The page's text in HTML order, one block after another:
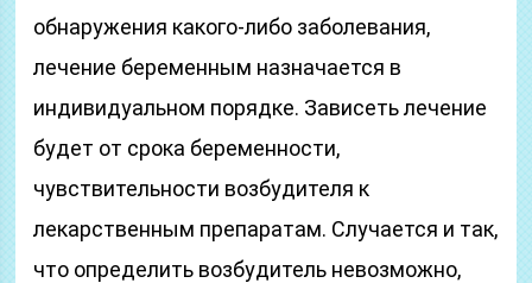
обнаружения какого-либо заболевания,
лечение беременным назначается в
индивидуальном порядке. Зависеть лечение
будет от срока беременности,
чувствительности возбудителя к
лекарственным препаратам. Случается и так,
что определить возбудитель невозможно,